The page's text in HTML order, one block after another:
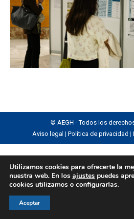
© AEGH - Todos los
Aviso legal | Política de privacidad |
Utilizamos cookies para ofrecerte la
nuestra web. En los ajustes puedes
cookies utilizamos o configurarlas.
Aceptar